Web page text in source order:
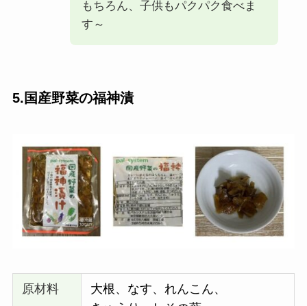
もちろん、子供もパクパク食べま
す～
5.国産野菜の福神漬
原材料
大根、なす、れんこん、